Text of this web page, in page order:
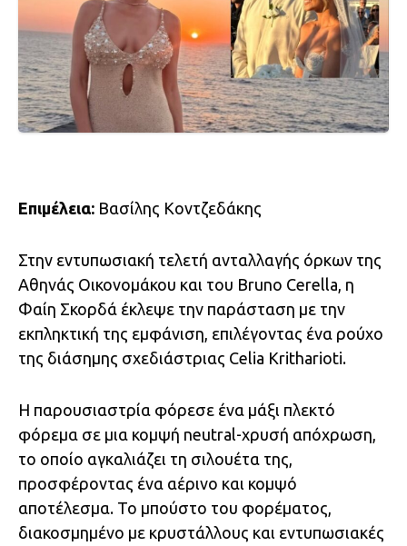
Επιμέλεια: Βασίλης Κοντζεδάκης
Στην εντυπωσιακή τελετή ανταλλαγής όρκων της
Αθηνάς Οικονομάκου και του Bruno Cerella, η
Φαίη Σκορδά έκλεψε την παράσταση με την
εκπληκτική της εμφάνιση, επιλέγοντας ένα ρούχο
της διάσημης σχεδιάστριας Celia Kritharioti.
Η παρουσιαστρία φόρεσε ένα μάξι πλεκτό
φόρεμα σε μια κομψή neutral-χρυσή απόχρωση,
το οποίο αγκαλιάζει τη σιλουέτα της,
προσφέροντας ένα αέρινο και κομψό
αποτέλεσμα. Το μπούστο του φορέματος,
διακοσμημένο με κρυστάλλους και εντυπωσιακές